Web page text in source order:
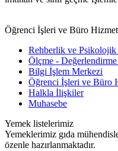
Öğrenci İşleri ve Büro
Rehberlik ve Psikolojik
Ölçme -
Bilgi İşlem Merkezi
Öğrenci İşleri ve Büro
Halkla İlişkiler
Muhasebe
Yemek listelerimiz
Yemeklerimiz gıda
özenle hazırlanmaktadır.